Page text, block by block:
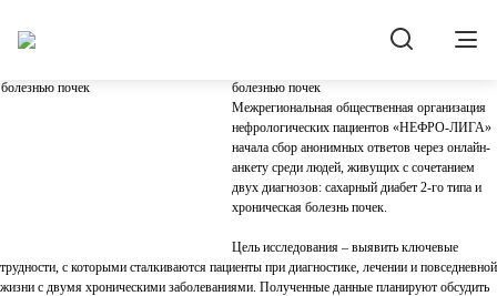
«НЕФРО-ЛИГА» проводит анонимный опрос
болезнью почек
Межрегиональная общественная организация
нефрологических пациентов «НЕФРО-ЛИГА»
начала сбор анонимных ответов через онлайн-
анкету среди людей, живущих с сочетанием
двух диагнозов: сахарный диабет 2-го типа и
хроническая болезнь почек.
Цель исследования – выявить ключевые
трудности, с которыми сталкиваются пациенты при диагностике, лечении и повседневной
жизни с двумя хроническими заболеваниями. Полученные данные планируют обсудить